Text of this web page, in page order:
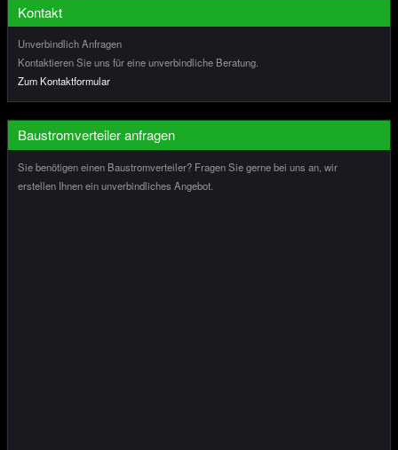
Kontakt
Unverbindlich Anfragen
Kontaktieren Sie uns für eine unverbindliche Beratung.
Zum Kontaktformular
Baustromverteiler anfragen
Sie benötigen einen Baustromverteiler? Fragen Sie gerne bei uns an, wir
erstellen Ihnen ein unverbindliches Angebot.